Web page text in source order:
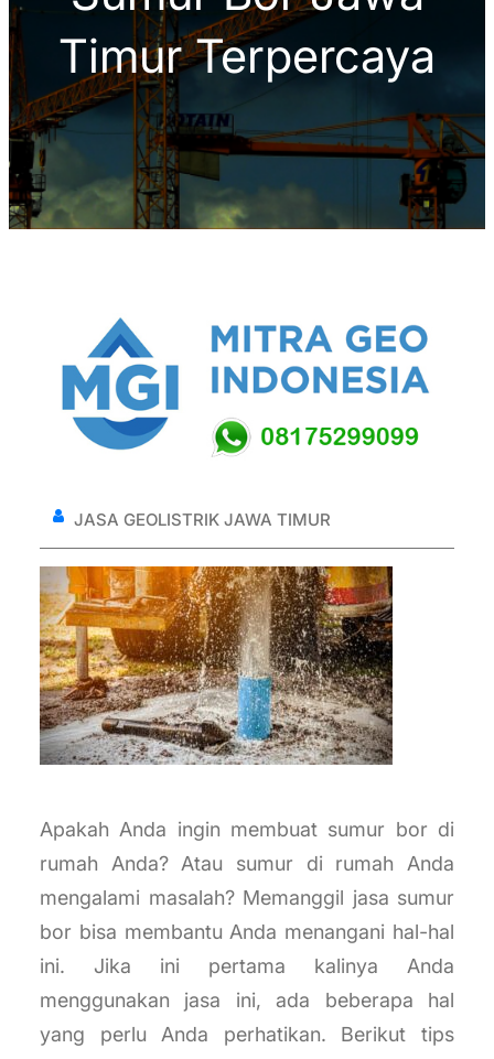
Timur Terpercaya
JASA GEOLISTRIK JAWA TIMUR
Apakah Anda ingin membuat sumur bor di
rumah Anda? Atau sumur di rumah Anda
mengalami masalah? Memanggil jasa sumur
bor bisa membantu Anda menangani hal-hal
ini. Jika ini pertama kalinya Anda
menggunakan jasa ini, ada beberapa hal
yang perlu Anda perhatikan. Berikut tips